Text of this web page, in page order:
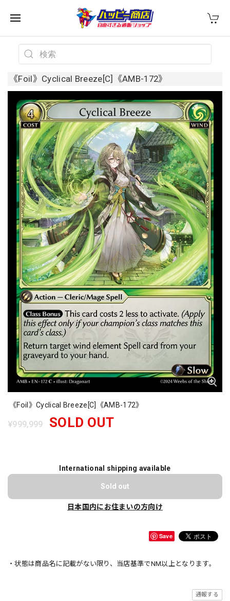
《Foil》Cyclical Breeze[C]《AMB-172》
《Foil》Cyclical Breeze[C]《AMB-172》
¥999,999 SOLD OUT
International shipping available
Sold out
日本国内にお住まいの方向け
Save
・状態は商品名に記載がない限り、当店基準でNM以上となります。
通報する